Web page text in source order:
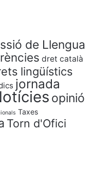
de Llengua
dret català
lingüístics
jornada
opinió
Taxes
Torn d'Ofici